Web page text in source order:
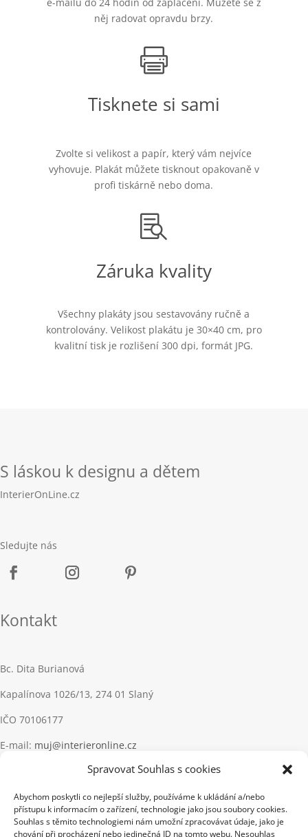
Spravovat Souhlas s cookies
Abychom poskytli co nejlepší služby, používáme k ukládání a/nebo
přístupu k informacím o zařízení, technologie jako jsou soubory cookies.
Souhlas s těmito technologiemi nám umožní zpracovávat údaje, jako je
chování při procházení nebo jedinečná ID na tomto webu. Nesouhlas
něj radovat opravdu brzy.

Tisknete si sami
Zvolte si velikost a papír, který vám nejvíce
vyhovuje. Plakát můžete tisknout opakovaně v
profi tiskárně nebo doma.

Záruka kvality
Všechny plakáty jsou sestavovány ručně a
kontrolovány. Velikost plakátu je 30×40 cm, pro
kvalitní tisk je rozlišení 300 dpi, formát JPG.
S láskou k designu a dětem
InterierOnLine.cz
Sledujte nás
Kontakt
Bc. Dita Burianová
Kapalínova 1026/13, 274 01 Slaný
IČO 70106177
E-mail: muj@interieronline.cz
Nejsem plátce DPH
Informace